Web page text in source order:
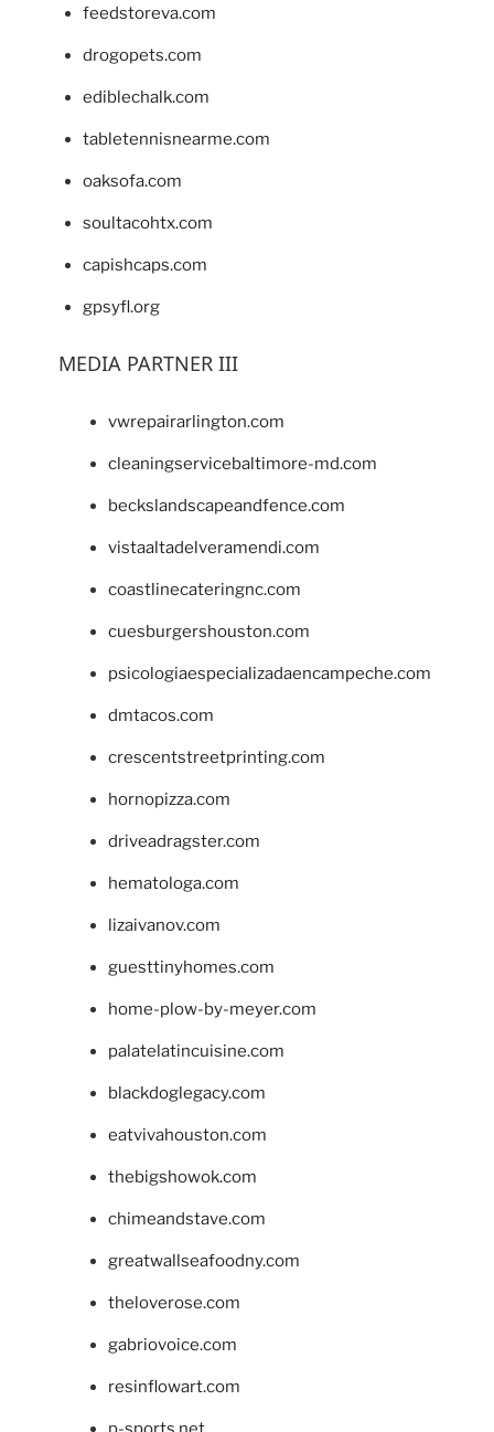
feedstoreva.com
drogopets.com
ediblechalk.com
tabletennisnearme.com
oaksofa.com
soultacohtx.com
capishcaps.com
gpsyfl.org
MEDIA PARTNER III
vwrepairarlington.com
cleaningservicebaltimore-md.com
beckslandscapeandfence.com
vistaaltadelveramendi.com
coastlinecateringnc.com
cuesburgershouston.com
psicologiaespecializadaencampeche.com
dmtacos.com
crescentstreetprinting.com
hornopizza.com
driveadragster.com
hematologa.com
lizaivanov.com
guesttinyhomes.com
home-plow-by-meyer.com
palatelatincuisine.com
blackdoglegacy.com
eatvivahouston.com
thebigshowok.com
chimeandstave.com
greatwallseafoodny.com
theloverose.com
gabriovoice.com
resinflowart.com